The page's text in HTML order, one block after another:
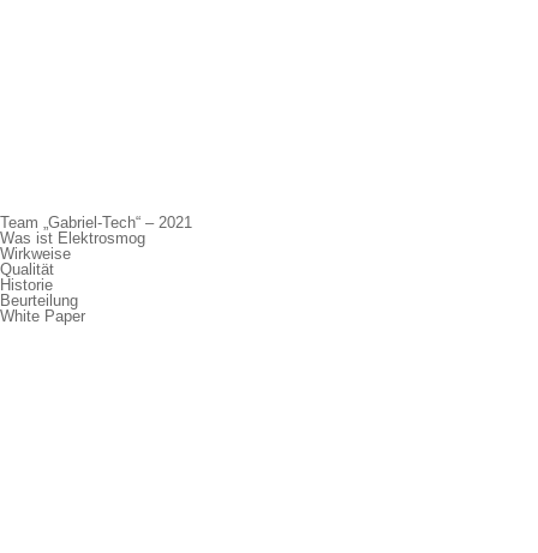
Team „Gabriel-Tech“ – 2021
Was ist Elektrosmog
Wirkweise
Qualität
Historie
Beurteilung
White Paper